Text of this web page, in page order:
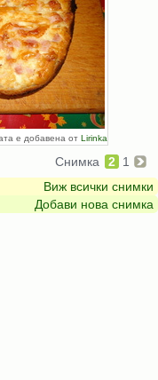
е добавена от Lirinka
Снимка 2
1
Виж всички снимки
Добави нова снимка